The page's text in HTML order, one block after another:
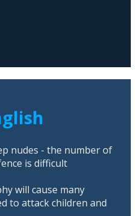
nudes - the number of
is difficult
will cause many
to attack children and